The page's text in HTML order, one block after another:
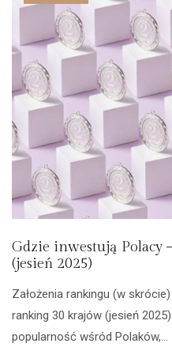
Gdzie inwestują
(jesień 2025)
Założenia rankingu (w
ranking 30 krajów (jesień
popularność wśród Polaków,…